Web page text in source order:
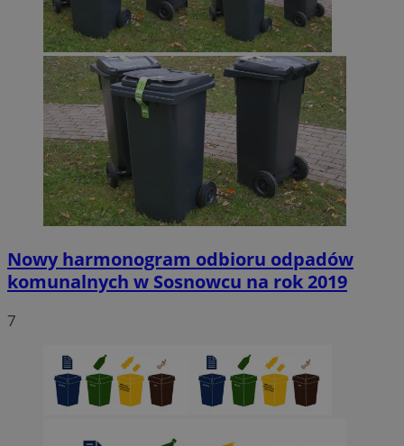
Nowy harmonogram odbioru odpadów
komunalnych w Sosnowcu na rok 2019
7